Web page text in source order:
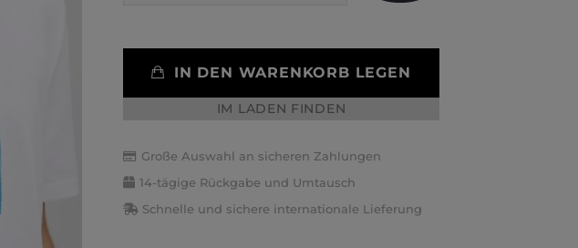
IN DEN WARENKORB LEGEN
IM LADEN FINDEN
Große Auswahl an sicheren Zahlungen
14-tägige Rückgabe und Umtausch
Schnelle und sichere internationale Lieferung